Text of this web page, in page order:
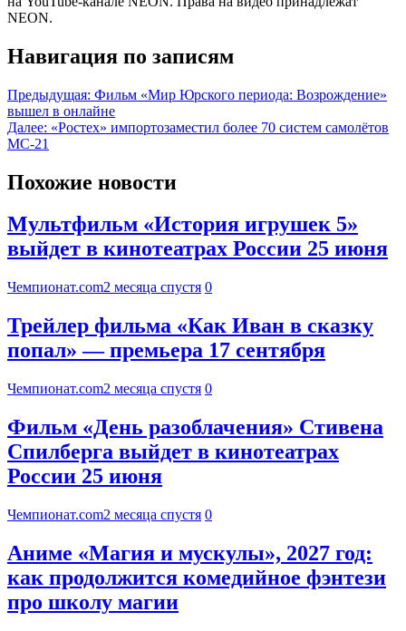
NEON.
Навигация по записям
Предыдущая: Фильм «Мир Юрского периода: Возрождение»
вышел в онлайне
Далее: «Ростех» импортозаместил более 70 систем самолётов
МС-21
Похожие новости
Мультфильм «История игрушек 5»
выйдет в кинотеатрах России 25 июня
Чемпионат.com2 месяца спустя 0
Трейлер фильма «Как Иван в сказку
попал» — премьера 17 сентября
Чемпионат.com2 месяца спустя 0
Фильм «День разоблачения» Стивена
Спилберга выйдет в кинотеатрах
России 25 июня
Чемпионат.com2 месяца спустя 0
Аниме «Магия и мускулы», 2027 год:
как продолжится комедийное фэнтези
про школу магии